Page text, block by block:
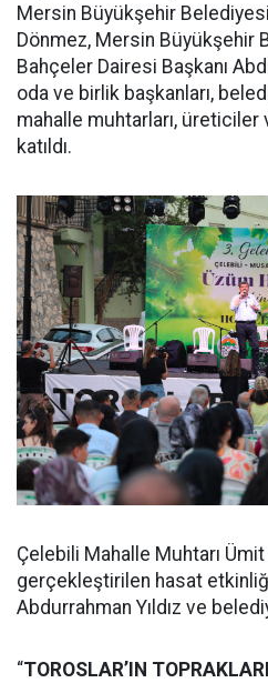
Mersin Büyükşehir
Dönmez, Mersin Büyükşehir
Bahçeler Dairesi Başkanı
oda ve birlik başkanları,
mahalle muhtarları, üreticiler
katıldı.
Çelebili Mahalle Muhtarı
gerçekleştirilen hasat
Abdurrahman Yıldız ve
“TOROSLAR’IN